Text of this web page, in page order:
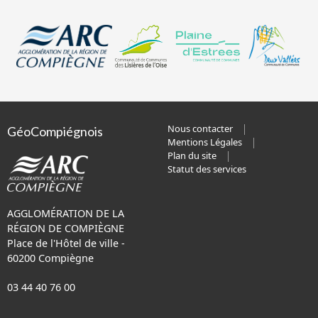
GéoCompiégnois
AGGLOMÉRATION DE LA
RÉGION DE COMPIÈGNE
Place de l'Hôtel de ville -
60200 Compiègne
03 44 40 76 00
Nous contacter
Mentions Légales
Plan du site
Statut des services